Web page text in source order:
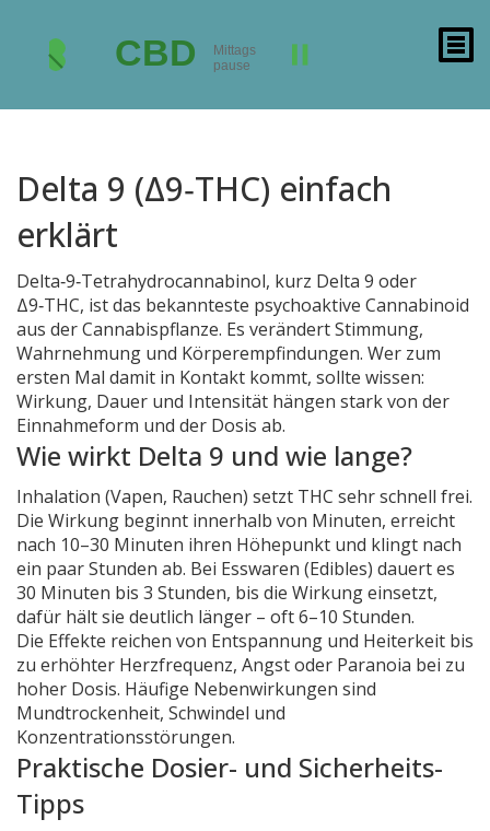
Delta 9 (Δ9‑THC) einfach
erklärt
Delta‑9‑Tetrahydrocannabinol, kurz Delta 9 oder
Δ9‑THC, ist das bekannteste psychoaktive Cannabinoid
aus der Cannabispflanze. Es verändert Stimmung,
Wahrnehmung und Körperempfindungen. Wer zum
ersten Mal damit in Kontakt kommt, sollte wissen:
Wirkung, Dauer und Intensität hängen stark von der
Einnahmeform und der Dosis ab.
Wie wirkt Delta 9 und wie lange?
Inhalation (Vapen, Rauchen) setzt THC sehr schnell frei.
Die Wirkung beginnt innerhalb von Minuten, erreicht
nach 10–30 Minuten ihren Höhepunkt und klingt nach
ein paar Stunden ab. Bei Esswaren (Edibles) dauert es
30 Minuten bis 3 Stunden, bis die Wirkung einsetzt,
dafür hält sie deutlich länger – oft 6–10 Stunden.
Die Effekte reichen von Entspannung und Heiterkeit bis
zu erhöhter Herzfrequenz, Angst oder Paranoia bei zu
hoher Dosis. Häufige Nebenwirkungen sind
Mundtrockenheit, Schwindel und
Konzentrationsstörungen.
Praktische Dosier- und Sicherheits-
Tipps